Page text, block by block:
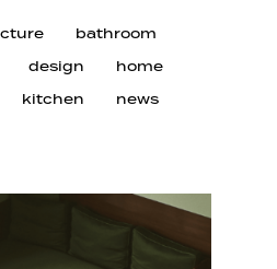
bathroom
design
home
kitchen
news